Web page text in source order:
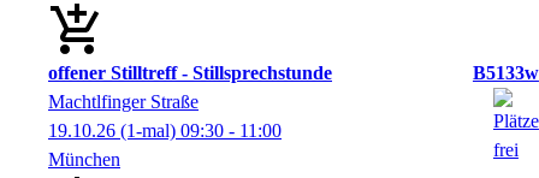
offener Stilltreff - Stillsprechstunde
B5133w
Machtlfinger Straße
19.10.26 (1-mal) 09:30 - 11:00
München